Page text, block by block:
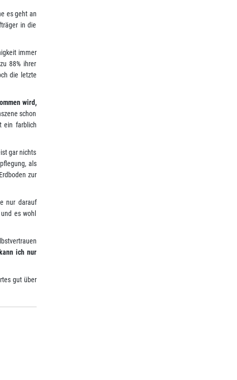
es geht an
in die
immer
88% ihrer
die letzte
wird,
schon
ein farblich
gar nichts
als
zur
nur darauf
es wohl
ich nur
gut über